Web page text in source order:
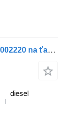
Hadica Haldex TGX 18.440 (01.07-) 9522002220 na ťahača MAN TGL, TGM, TGS, TGX (2005-2021)
diesel